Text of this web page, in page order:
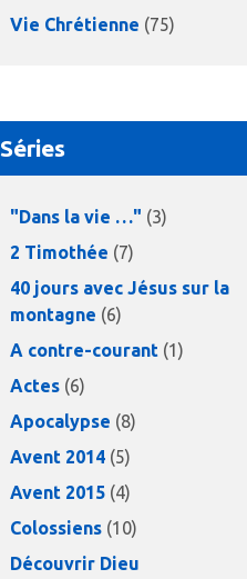
Vie Chrétienne (75)
Séries
"Dans la vie …" (3)
2 Timothée (7)
40 jours avec Jésus sur la
montagne (6)
A contre-courant (1)
Actes (6)
Apocalypse (8)
Avent 2014 (5)
Avent 2015 (4)
Colossiens (10)
Découvrir Dieu